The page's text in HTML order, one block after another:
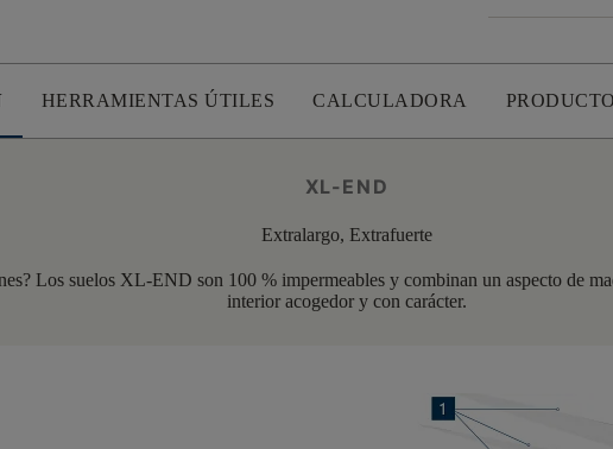
HERRAMIENTAS ÚTILES CALCULADORA
XL-END
Extralargo, Extrafuerte
Los suelos XL-END son 100 % impermeables y combinan un aspecto de
interior acogedor y con carácter.